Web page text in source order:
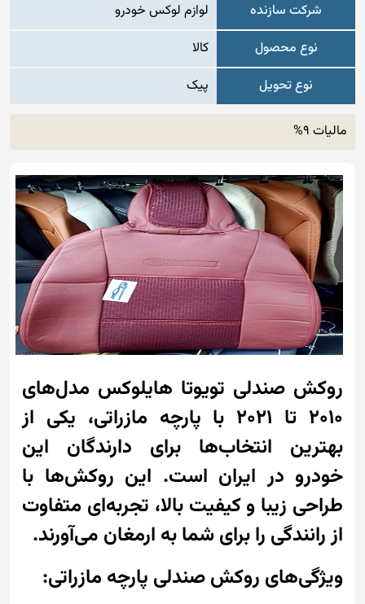
شرکت سازنده
لوازم لوکس خودرو
نوع محصول
کالا
نوع تحویل
پیک
مالیات 9%
روکش صندلی تویوتا هایلوکس مدل‌های
2010 تا 2021 با پارچه مازراتی، یکی از
بهترین انتخاب‌ها برای دارندگان این
خودرو در ایران است. این روکش‌ها با
طراحی زیبا و کیفیت بالا، تجربه‌ای متفاوت
از رانندگی را برای شما به ارمغان می‌آورند.
ویژگی‌های روکش صندلی پارچه مازراتی: